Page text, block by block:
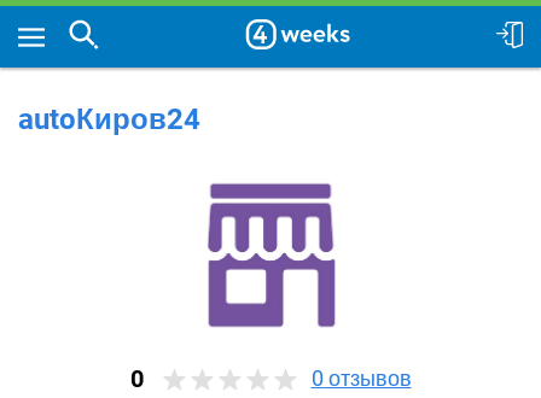
autoКиров24
0 0 отзывов